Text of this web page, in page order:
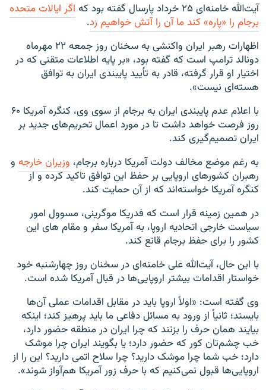
آیت‌الله خامنه‌ای ۲۵ خرداد پارسال گفته بود که
اگر ایالات متحده
برجام را «پاره» کند ما آن را آتش خواهیم زد.
اظهارات رهبر ایران واکنشی به سخنان روز جمعه ۲۲ مهرماه
دونالد ترامپ است که گفته بود، «بر پایه اطلاعات متقنی که در
اختیار او قرار گرفته، قادر به تأیید پایبندی ایران به توافق
هسته‌ای نیست».
با اعلام عدم پایبندی ایران به برجام از سوی وی، کنگره آمریکا ۶۰
روز فرصت خواهد داشت تا در مورد اعمال تحریم‌های جدید بر
ایران تصمیم‌گیری کند.
به رغم موضع مخالف دولت آمریکا درباره برجام، وزیران خارجه و
رهبران کشورهای اروپایی بر حفظ این توافق تاکید کرده و از
کنگره آمریکا خواسته‌اند که از آن حمایت کند.
در همین زمینه قرار است که فدریکا موگرینی، مسوول امور
سیاست خارجی اتحادیه اروپا، به آمریکا سفر و مقام های این
کشور را برای حفظ برجام قانع کند.
با این حال، آیت‌الله علی خامنه‌ای در سخنان روز چهارشنبه خود
خواستار اقدامات بیشتر اروپایی‌ها در قبال آمریکا شده است.
وی گفته است: «اولاً اروپا باید در مقابل اقدامات عملی آن‌ها
بایستد؛ ثانیاً از ورود به مسائل دفاعی ما باید پرهیز کند؛ اینکه
بیایند همان حرف را بزنند که چرا ایران در منطقه حضور دارد،
خب چشم‌تان کور که حضور دارد؛ یا بگویند ایران چرا موشک
دارد؛ خب شما چرا موشک دارید؟ چرا سلاح اتمی دارید؟ این را از
اروپایی‌ها قبول نمی‌کنیم که با حرف زور آمریکا هم‌آواز شوند».